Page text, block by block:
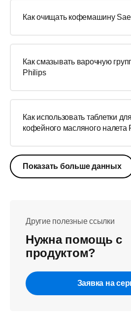
Как очищать кофемашину
Как смазывать варочную
Philips
Как использовать таблетки
кофейного масляного налета
Показать больше данных
Другие полезные ссылки
Нужна помощь с
продуктом?
Заявка на